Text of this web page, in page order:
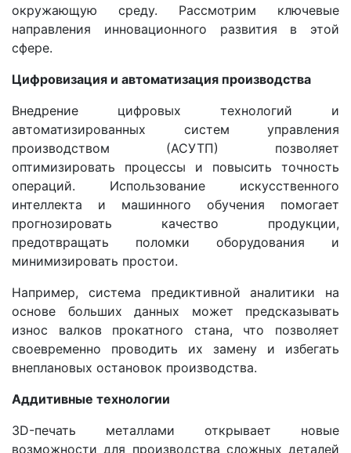
окружающую среду. Рассмотрим ключевые
направления инновационного развития в этой
сфере.
Цифровизация и автоматизация производства
Внедрение цифровых технологий и
автоматизированных систем управления
производством (АСУТП) позволяет
оптимизировать процессы и повысить точность
операций. Использование искусственного
интеллекта и машинного обучения помогает
прогнозировать качество продукции,
предотвращать поломки оборудования и
минимизировать простои.
Например, система предиктивной аналитики на
основе больших данных может предсказывать
износ валков прокатного стана, что позволяет
своевременно проводить их замену и избегать
внеплановых остановок производства.
Аддитивные технологии
3D-печать металлами открывает новые
возможности для производства сложных деталей